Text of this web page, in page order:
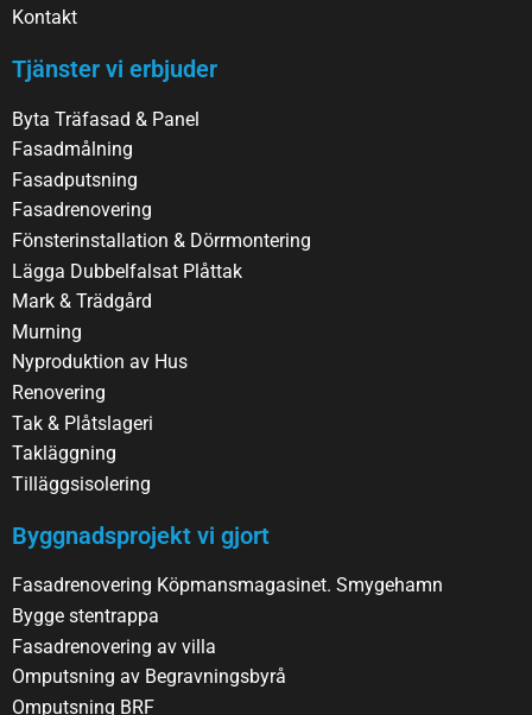
Kontakt
Tjänster vi erbjuder
Byta Träfasad & Panel
Fasadmålning
Fasadputsning
Fasadrenovering
Fönsterinstallation & Dörrmontering
Lägga Dubbelfalsat Plåttak
Mark & Trädgård
Murning
Nyproduktion av Hus
Renovering
Tak & Plåtslageri
Takläggning
Tilläggsisolering
Byggnadsprojekt vi gjort
Fasadrenovering Köpmansmagasinet. Smygehamn
Bygge stentrappa
Fasadrenovering av villa
Omputsning av Begravningsbyrå
Omputsning BRF